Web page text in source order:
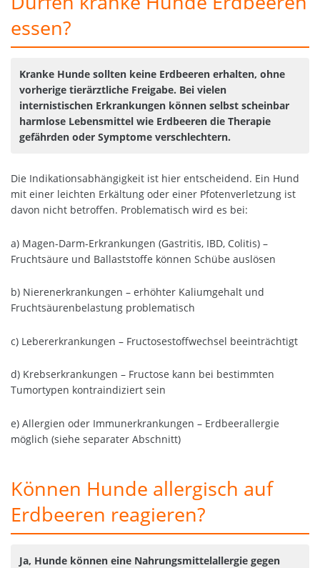
essen?
Kranke Hunde sollten keine Erdbeeren erhalten, ohne
vorherige tierärztliche Freigabe. Bei vielen
internistischen Erkrankungen können selbst scheinbar
harmlose Lebensmittel wie Erdbeeren die Therapie
gefährden oder Symptome verschlechtern.
Die Indikationsabhängigkeit ist hier entscheidend. Ein Hund
mit einer leichten Erkältung oder einer Pfotenverletzung ist
davon nicht betroffen. Problematisch wird es bei:
a) Magen-Darm-Erkrankungen (Gastritis, IBD, Colitis) –
Fruchtsäure und Ballaststoffe können Schübe auslösen
b) Nierenerkrankungen – erhöhter Kaliumgehalt und
Fruchtsäurenbelastung problematisch
c) Lebererkrankungen – Fructosestoffwechsel beeinträchtigt
d) Krebserkrankungen – Fructose kann bei bestimmten
Tumortypen kontraindiziert sein
e) Allergien oder Immunerkrankungen – Erdbeerallergie
möglich (siehe separater Abschnitt)
Können Hunde allergisch auf
Erdbeeren reagieren?
Ja, Hunde können eine Nahrungsmittelallergie gegen